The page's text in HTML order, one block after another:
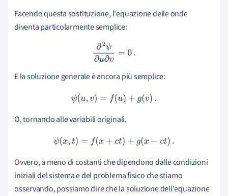
Facendo questa sostituzione, l'equazione delle onde
diventa particolarmente semplice:
∂2ψ∂ 0.
E la soluzione generale è ancora più semplice:
ψ(u ,v) =f(u)+ g(v ).
O, tornando alle variabili originali,
ψ(x ,t)=f( x+ ct)+ g(x −ct).
Ovvero, a meno di costanti che dipendono dalle condizioni
iniziali del sistema e del problema fisico che stiamo
osservando, possiamo dire che la soluzione dell'equazione